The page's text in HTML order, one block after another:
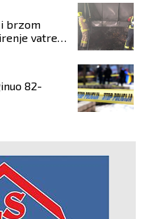
brzom
vatre
82-